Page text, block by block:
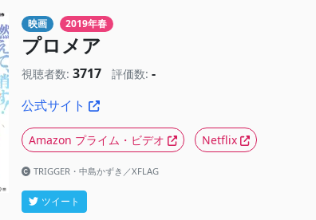
映画 2019年春
プロメア
視聴者数: 3717 評価数: -
公式サイト
Amazon プライム・ビデオ Netflix
TRIGGER・中島かずき／XFLAG
ツイート